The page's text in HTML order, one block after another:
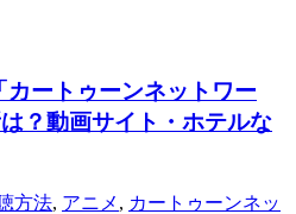
カートゥーンネットワー
？動画サイト・ホテルな
方法, アニメ , カートゥーンネッ